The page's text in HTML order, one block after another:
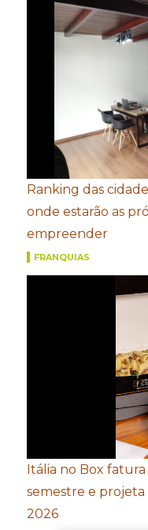
Ranking das
onde estarão as
empreender
FRANQUIAS
Itália no Box
semestre e projeta
2026